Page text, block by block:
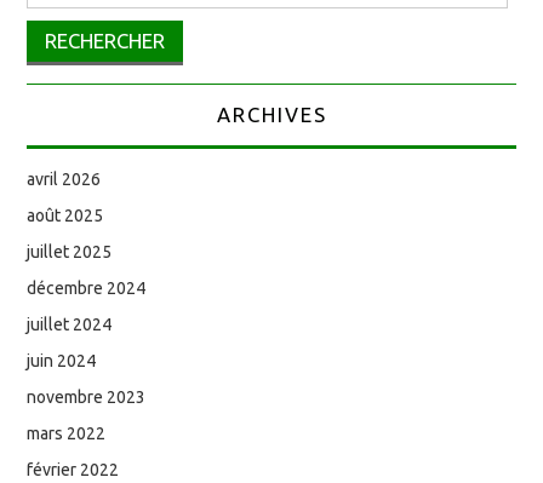
ARCHIVES
avril 2026
août 2025
juillet 2025
décembre 2024
juillet 2024
juin 2024
novembre 2023
mars 2022
février 2022